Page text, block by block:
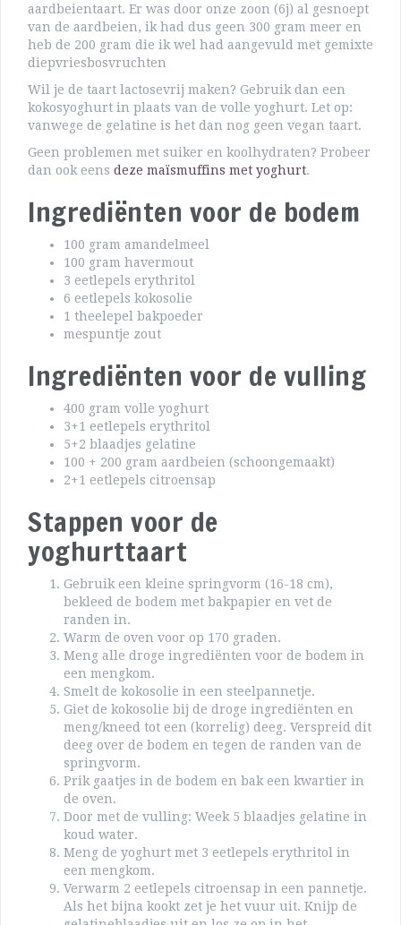
aardbeientaart. Er was door onze zoon (6j) al gesnoept
van de aardbeien, ik had dus geen 300 gram meer en
heb de 200 gram die ik wel had aangevuld met gemixte
diepvriesbosvruchten
Wil je de taart lactosevrij maken? Gebruik dan een
kokosyoghurt in plaats van de volle yoghurt. Let op:
vanwege de gelatine is het dan nog geen vegan taart.
Geen problemen met suiker en koolhydraten? Probeer
dan ook eens deze maïsmuffins met yoghurt.
Ingrediënten voor de bodem
100 gram amandelmeel
100 gram havermout
3 eetlepels erythritol
6 eetlepels kokosolie
1 theelepel bakpoeder
mespuntje zout
Ingrediënten voor de vulling
400 gram volle yoghurt
3+1 eetlepels erythritol
5+2 blaadjes gelatine
100 + 200 gram aardbeien (schoongemaakt)
2+1 eetlepels citroensap
Stappen voor de
yoghurttaart
Gebruik een kleine springvorm (16-18 cm),
bekleed de bodem met bakpapier en vet de
randen in.
Warm de oven voor op 170 graden.
Meng alle droge ingrediënten voor de bodem in
een mengkom.
Smelt de kokosolie in een steelpannetje.
Giet de kokosolie bij de droge ingrediënten en
meng/kneed tot een (korrelig) deeg. Verspreid dit
deeg over de bodem en tegen de randen van de
springvorm.
Prik gaatjes in de bodem en bak een kwartier in
de oven.
Door met de vulling: Week 5 blaadjes gelatine in
koud water.
Meng de yoghurt met 3 eetlepels erythritol in
een mengkom.
Verwarm 2 eetlepels citroensap in een pannetje.
Als het bijna kookt zet je het vuur uit. Knijp de